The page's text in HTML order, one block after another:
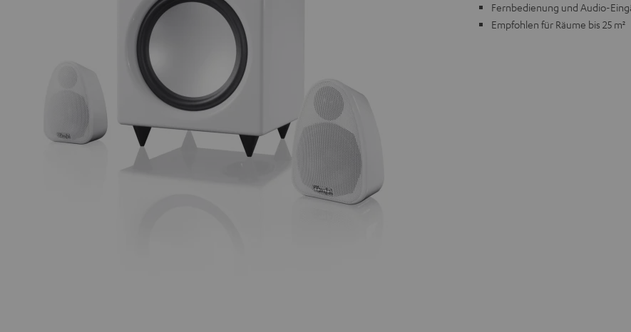
Fernbedienung und Audio-
Empfohlen für Räume bis 25 m²